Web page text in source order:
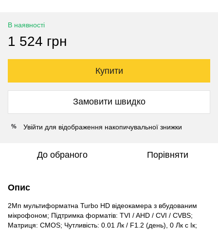
В наявності
1 524 грн
Купити
Замовити швидко
% Увійти для відображення накопичувальної знижки
До обраного Порівняти
Опис
2Мп мультиформатна Turbo HD відеокамера з вбудованим
мікрофоном; Підтримка форматів: TVI / AHD / CVI / CVBS;
Матриця: CMOS; Чутливість: 0.01 Лк / F1.2 (день), 0 Лк c Ік;